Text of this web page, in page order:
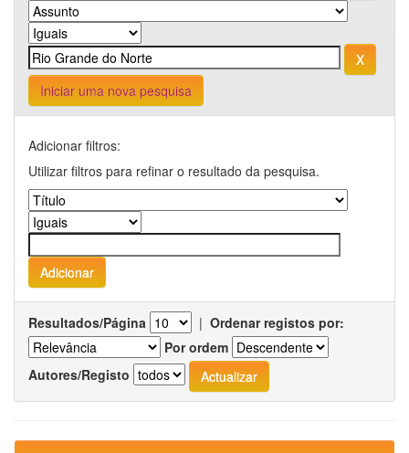
Iniciar uma nova pesquisa
Adicionar filtros:
Utilizar filtros para refinar o resultado da pesquisa.
Resultados/Página | Ordenar registos por:
Por ordem
Autores/Registo